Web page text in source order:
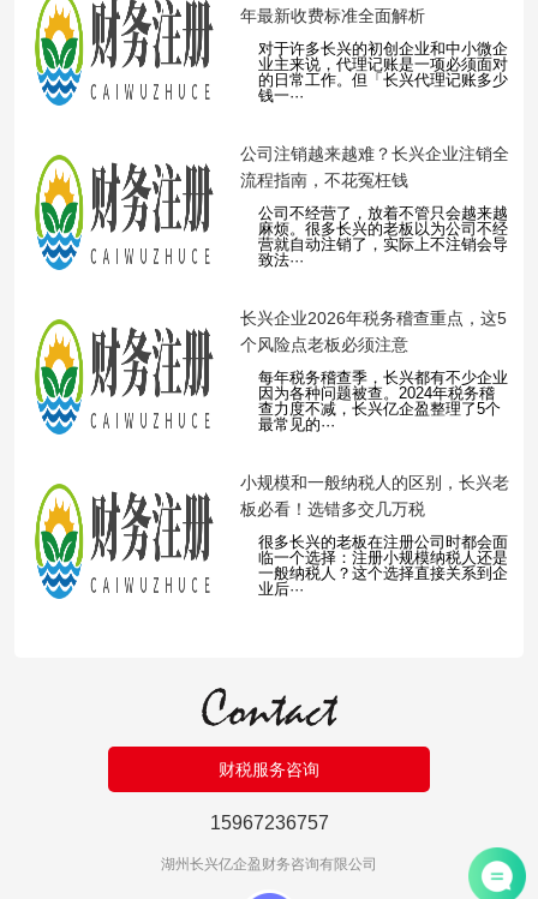
年最新收费标准全面解析
对于许多长兴的初创企业和中小微企
业主来说，代理记账是一项必须面对
的日常工作。但「长兴代理记账多少
钱一···
​公司注销越来越难？长兴企业注销全
流程指南，不花冤枉钱
公司不经营了，放着不管只会越来越
麻烦。很多长兴的老板以为公司不经
营就自动注销了，实际上不注销会导
致法···
​长兴企业2026年税务稽查重点，这5
个风险点老板必须注意
每年税务稽查季，长兴都有不少企业
因为各种问题被查。2024年税务稽
查力度不减，长兴亿企盈整理了5个
最常见的···
​小规模和一般纳税人的区别，长兴老
板必看！选错多交几万税
很多长兴的老板在注册公司时都会面
临一个选择：注册小规模纳税人还是
一般纳税人？这个选择直接关系到企
业后···
财税服务咨询
15967236757
湖州长兴亿企盈财务咨询有限公司